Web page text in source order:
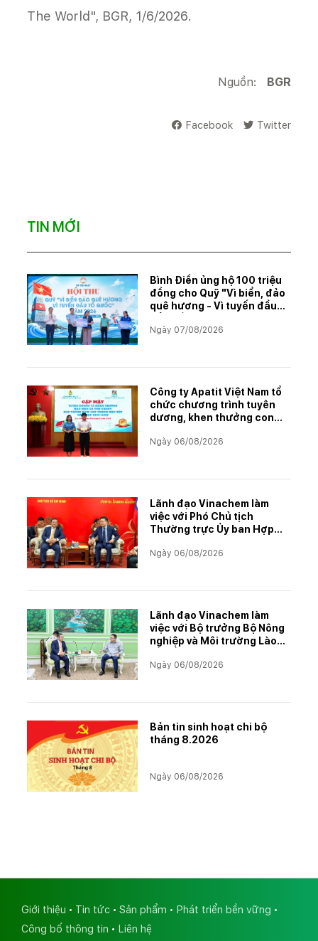
The World", BGR, 1/6/2026.
Nguồn: BGR
Facebook Twitter
TIN MỚI
Bình Điền ủng hộ 100 triệu
đồng cho Quỹ "Vì biển, đảo
quê hương - Vì tuyến đầu
Ngày 07/08/2026
Công ty Apatit Việt Nam tổ
chức chương trình tuyên
dương, khen thưởng con
học tập xuất sắc năm học
Ngày 06/08/2026
Lãnh đạo Vinachem làm
việc với Phó Chủ tịch
Thường trực Ủy ban Hợp
đẩy triển khai Dự án Kali
Ngày 06/08/2026
Lãnh đạo Vinachem làm
việc với Bộ trưởng Bộ Nông
nghiệp và Môi trường Lào
Ngày 06/08/2026
Bản tin sinh hoạt chi bộ
tháng 8.2026
Ngày 06/08/2026
Giới thiệu Tin tức Sản phẩm
Phát triển bền vững
Công bố thông tin
Liên hệ